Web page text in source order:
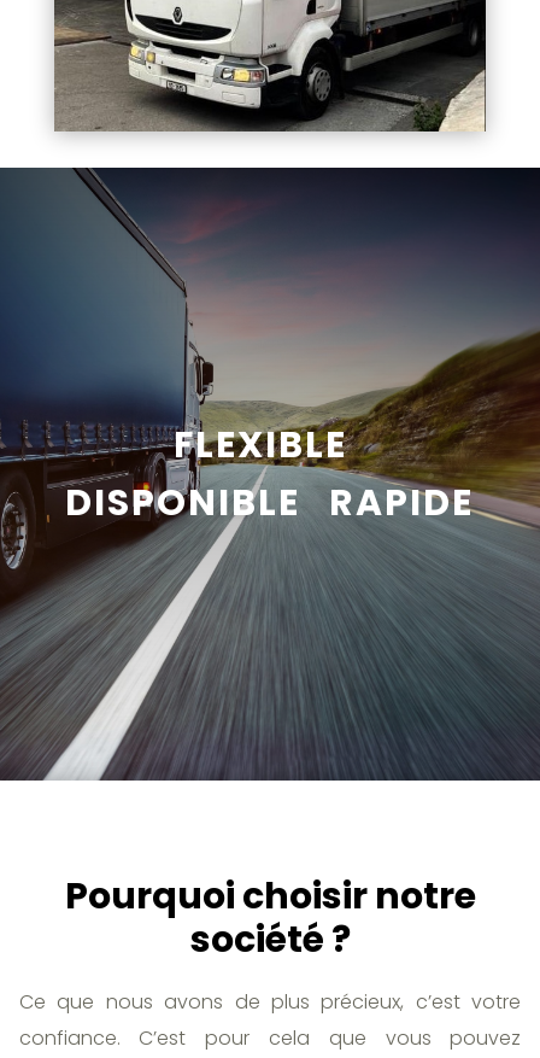
FLEXIBLE
DISPONIBLE RAPIDE
Pourquoi choisir notre
société ?
Ce que nous avons de plus précieux, c’est votre
confiance. C’est pour cela que vous pouvez